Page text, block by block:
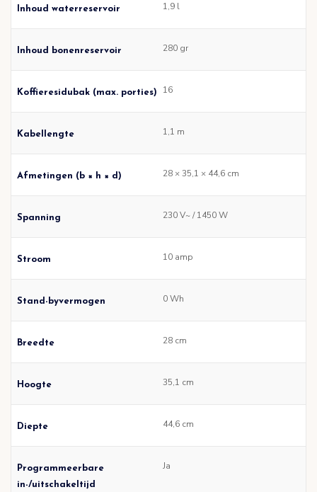
Inhoud waterreservoir 1,9 l
Inhoud bonenreservoir 280 gr
Koffieresidubak (max. porties) 16
Kabellengte 1,1 m
Afmetingen (b × h × d) 28 × 35,1 × 44,6 cm
Spanning 230 V~ / 1450 W
Stroom 10 amp
Stand-byvermogen 0 Wh
Breedte 28 cm
Hoogte 35,1 cm
Diepte 44,6 cm
Programmeerbare
in-/uitschakeltijd
Ja